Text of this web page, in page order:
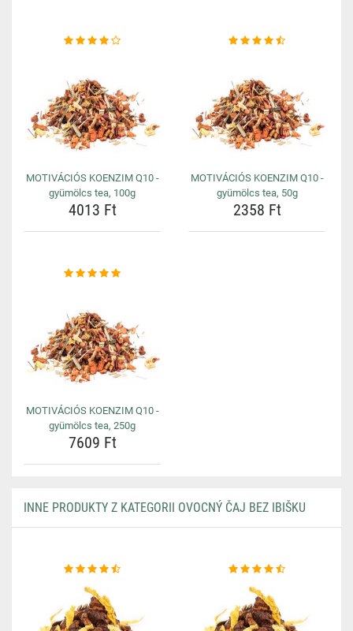
MOTIVÁCIÓS KOENZIM Q10 -
gyümölcs tea, 100g
4013 Ft
MOTIVÁCIÓS KOENZIM Q10 -
gyümölcs tea, 50g
2358 Ft
MOTIVÁCIÓS KOENZIM Q10 -
gyümölcs tea, 250g
7609 Ft
INNE PRODUKTY Z KATEGORII OVOCNÝ ČAJ BEZ IBIŠKU